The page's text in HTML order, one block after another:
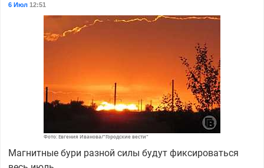
6 Июл12:51
Фото: Евгения Иванова/"Городские вести"
Магнитные бури разной силы будут фиксироваться